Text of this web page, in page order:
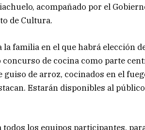
acompañado por el
de Cultura.
familia en el que habrá elección
de cocina como parte
de arroz, cocinados en el
Estarán disponibles al
los equipos participantes,